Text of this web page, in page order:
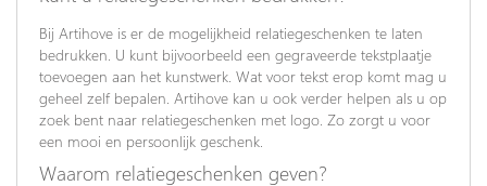
Bij Artihove is er de mogelijkheid relatiegeschenken te laten
bedrukken. U kunt bijvoorbeeld een gegraveerde tekstplaatje
toevoegen aan het kunstwerk. Wat voor tekst erop komt mag u
geheel zelf bepalen. Artihove kan u ook verder helpen als u op
zoek bent naar relatiegeschenken met logo. Zo zorgt u voor
een mooi en persoonlijk geschenk.
Waarom relatiegeschenken geven?